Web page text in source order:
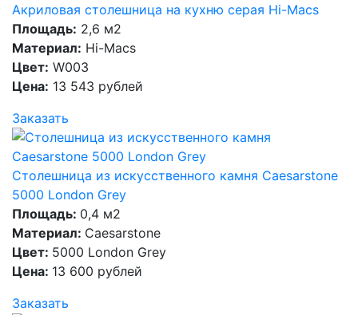
Акриловая столешница на кухню серая Hi-Macs
Площадь: 2,6 м2
Материал: Hi-Macs
Цвет: W003
Цена: 13 543 рублей
Заказать
Столешница из искусственного камня Caesarstone
5000 London Grey
Площадь: 0,4 м2
Материал: Caesarstone
Цвет: 5000 London Grey
Цена: 13 600 рублей
Заказать